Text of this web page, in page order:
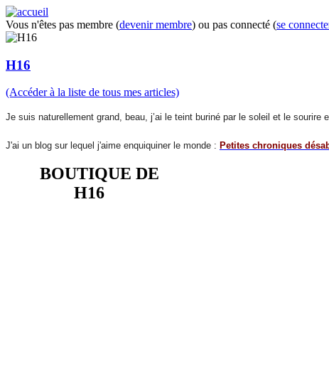
Vous n'êtes pas membre (devenir membre) ou pas connecté (se
H16
(Accéder à la liste de tous mes articles)
Je suis naturellement grand, beau, j’ai le teint buriné par le soleil et le
J'ai un blog sur lequel j'aime enquiquiner le monde : Petites chroniques
BOUTIQUE DE
H16